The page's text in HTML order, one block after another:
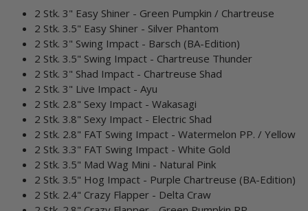
2 Stk. 3" Easy Shiner - Green Pumpkin / Chartreuse
2 Stk. 3.5" Easy Shiner - Silver Phantom
2 Stk. 3" Swing Impact - Barsch (BA-Edition)
2 Stk. 3.5" Swing Impact - Chartreuse Thunder
2 Stk. 3" Shad Impact - Chartreuse Shad
2 Stk. 3" Live Impact - Ayu
2 Stk. 2.8" Sexy Impact - Wakasagi
2 Stk. 3.8" Sexy Impact - Electric Shad
2 Stk. 2.8" FAT Swing Impact - Watermelon PP. / Yellow
2 Stk. 3.3" FAT Swing Impact - White Gold
2 Stk. 3.5" Mad Wag Mini - Natural Pink
2 Stk. 3.5" Hog Impact - Purple Chartreuse (BA-Edition)
2 Stk. 2.4" Crazy Flapper - Delta Craw